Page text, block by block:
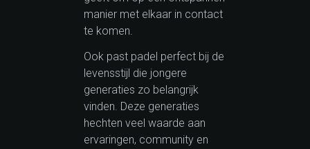
manier met elkaar in contact
te komen.
Ook past padel perfect bij de
levensstijl die jongere
generaties zo belangrijk
vinden. Deze generaties
hechten veel waarde aan
ervaringen, community en